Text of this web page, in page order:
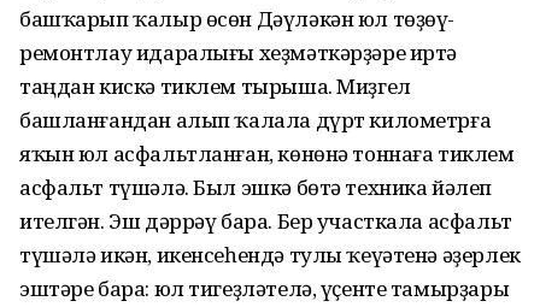
башҡарып ҡалыр өсөн Дәүләкән юл төҙөү-
ремонтлау идаралығы хеҙмәткәрҙәре иртә
таңдан кискә тиклем тырыша. Миҙгел
башланғандан алып ҡалала дүрт километрға
яҡын юл асфальтланған, көнөнә тоннаға тиклем
асфальт түшәлә. Был эшкә бөтә техника йәлеп
ителгән. Эш дәррәү бара. Бер участкала асфальт
түшәлә икән, икенсеһендә тулы ҡеүәтенә әҙерлек
эштәре бара: юл тигеҙләтелә, үҫенте тамырҙары